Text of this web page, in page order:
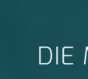
DIE